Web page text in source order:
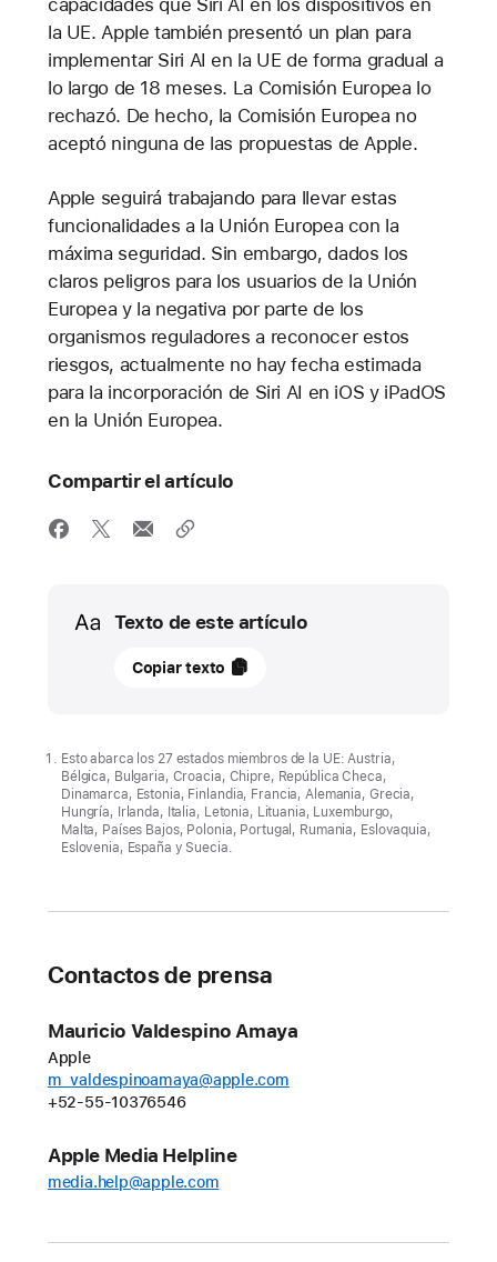
la UE. Apple también presentó un plan para
implementar Siri AI en la UE de forma gradual a
lo largo de 18 meses. La Comisión Europea lo
rechazó. De hecho, la Comisión Europea no
aceptó ninguna de las propuestas de Apple.
Apple seguirá trabajando para llevar estas
funcionalidades a la Unión Europea con la
máxima seguridad. Sin embargo, dados los
claros peligros para los usuarios de la Unión
Europea y la negativa por parte de los
organismos reguladores a reconocer estos
riesgos, actualmente no hay fecha estimada
para la incorporación de Siri AI en iOS y iPadOS
en la Unión Europea.
Compartir el artículo
Media
Texto de este artículo
08
ACTUALIZACIÓN
Debido
a
la
se
la
de
AI
en
y
iPadOS 27
la
Copiar texto
Esto abarca los 27 estados miembros de la UE: Austria,
Bélgica, Bulgaria, Croacia, Chipre, República Checa,
Dinamarca, Estonia, Finlandia, Francia, Alemania, Grecia,
Hungría, Irlanda, Italia, Letonia, Lituania, Luxemburgo,
Malta, Países Bajos, Polonia, Portugal, Rumania, Eslovaquia,
Eslovenia, España y Suecia.
Contactos de prensa
Mauricio Valdespino Amaya
Apple
m_valdespinoamaya@apple.com
+52-55-10376546
Apple Media Helpline
media.help@apple.com